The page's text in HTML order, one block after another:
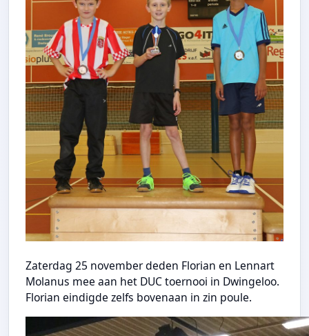
Zaterdag 25 november deden Florian en Lennart
Molanus mee aan het DUC toernooi in Dwingeloo.
Florian eindigde zelfs bovenaan in zin poule.